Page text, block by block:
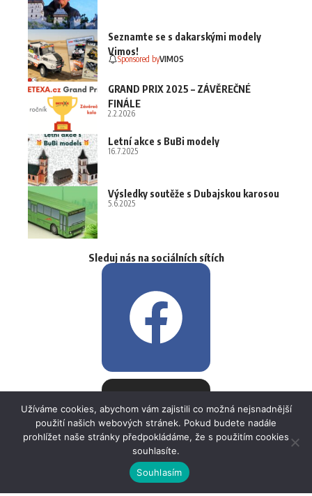
Seznamte se s dakarskými modely
Vimos!
Sponsored byVIMOS
GRAND PRIX 2025 – ZÁVĚREČNÉ
FINÁLE
2.2.2026
Letní akce s BuBi modely
16.7.2025
Výsledky soutěže s Dubajskou karosou
5.6.2025
Sleduj nás na sociálních sítích
Užíváme cookies, abychom vám zajistili co možná nejsnadnější
použití našich webových stránek. Pokud budete nadále
prohlížet naše stránky předpokládáme, že s použitím cookies
souhlasíte.
Souhlasím